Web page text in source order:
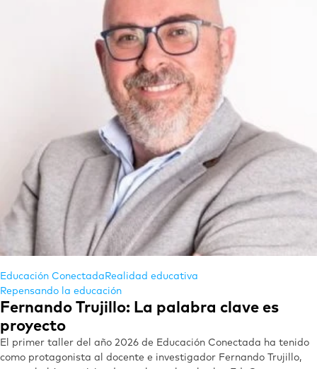
Educación Conectada Realidad educativa
Repensando la educación
Fernando Trujillo: La palabra clave es
proyecto
El primer taller del año 2026 de Educación Conectada ha tenido
como protagonista al docente e investigador Fernando Trujillo,